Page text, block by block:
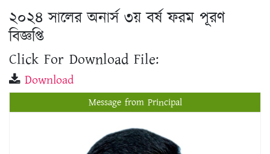
২০২৪ সালের অনার্স ৩য় বর্ষ ফরম পূরণ
বিজ্ঞপ্তি
Click For Download File:
Download
Message from Principal